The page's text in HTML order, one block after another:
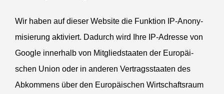
Wir haben auf dieser Website die Funktion IP-Anony­
mi­sierung aktiviert. Dadurch wird Ihre IP-Adresse von
Google innerhalb von Mitglied­staaten der Europäi­
schen Union oder in anderen Vertrags­staaten des
Abkommens über den Europäi­schen Wirtschaftsraum